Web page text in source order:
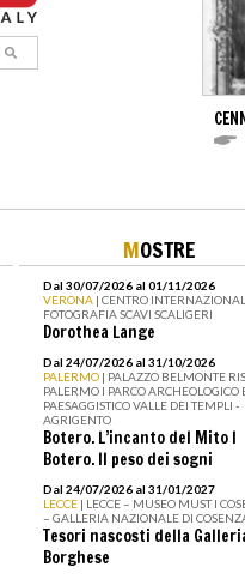
MOSTRE
Dal 30/07/2026 al 01/11/2026
VERONA | CENTRO
FOTOGRAFIA SCAVI SCALIGERI
Dorothea Lange
Dal 24/07/2026 al 31/10/2026
PALERMO | PALAZZO BELMONTE
PALERMO I PARCO ARCHEOLOGICO
PAESAGGISTICO VALLE DEI TEMPLI -
AGRIGENTO
Botero. L’incanto del Mito I
Botero. Il peso dei sogni
Dal 24/07/2026 al 31/01/2027
LECCE | LECCE – MUSEO MUST I
– GALLERIA NAZIONALE DI
Tesori nascosti della
Borghese